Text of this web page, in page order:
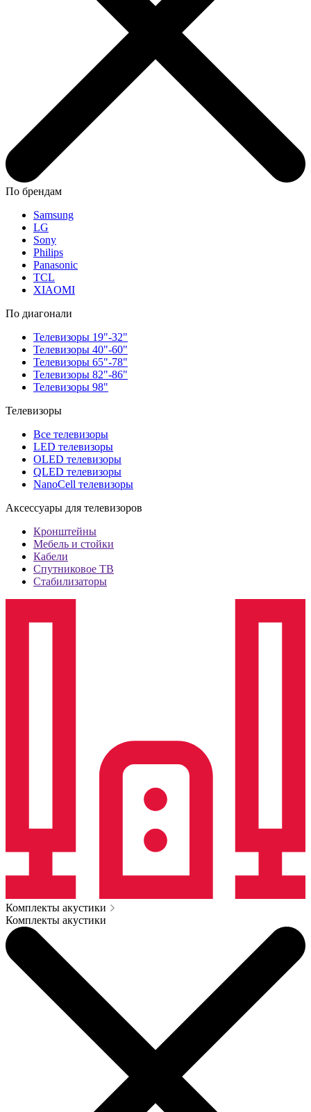
По брендам
Samsung
LG
Sony
Philips
Panasonic
TCL
XIAOMI
По диагонали
Телевизоры 19"-32"
Телевизоры 40"-60"
Телевизоры 65"-78"
Телевизоры 82"-86"
Телевизоры 98"
Телевизоры
Все телевизоры
LED телевизоры
OLED телевизоры
QLED телевизоры
NanoCell телевизоры
Аксессуары для телевизоров
Кронштейны
Мебель и стойки
Кабели
Спутниковое ТВ
Стабилизаторы
Комплекты акустики
Комплекты акустики